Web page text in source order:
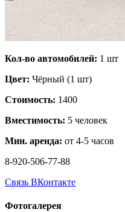
Кол-во автомобилей: 1 шт
Цвет: Чёрный (1 шт)
Стоимость: 1400
Вместимость: 5 человек
Мин. аренда: от 4-5 часов
8-920-506-77-88
Связь ВКонтакте
Фотогалерея